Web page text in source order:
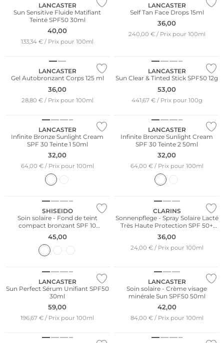
LANCASTER
Sun Sensitive Fluide Matifiant
Teinté SPF50 30ml
40,00
133,34 € / Prix pour 100ml
LANCASTER
Self Tan Face Drops 15ml
36,00
240,00 € / Prix pour 100ml
LANCASTER
Gel Autobronzant Corps 125 ml
36,00
28,80 € / Prix pour 100ml
LANCASTER
Sun Clear & Tinted Stick SPF50 12g
53,00
441,67 € / Prix pour 100g
LANCASTER
Infinite Bronze Sunlight Cream
SPF 30 Teinte 1 50ml
32,00
64,00 € / Prix pour 100ml
LANCASTER
Infinite Bronze Sunlight Cream
SPF 30 Teinte 2 50ml
32,00
64,00 € / Prix pour 100ml
SHISEIDO
Soin solaire - Fond de teint
compact bronzant SPF 10
(Natural)
45,00
CLARINS
Sonnenpflege - Spray Solaire Lacté
Très Haute Protection SPF 50+
150ml
36,00
24,00 € / Prix pour 100ml
LANCASTER
Sun Perfect Sérum Unifiant SPF50
30ml
59,00
196,67 € / Prix pour 100ml
LANCASTER
Soin solaire - Crème visage
minérale Sun SPF50 50ml
42,00
84,00 € / Prix pour 100ml